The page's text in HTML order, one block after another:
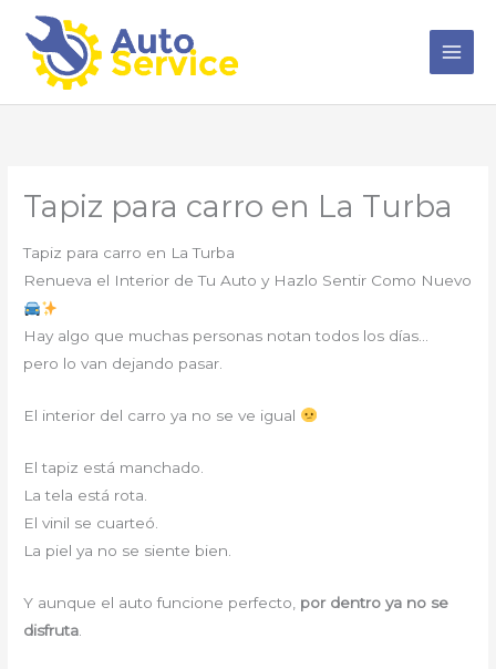
contenido
Tapiz para carro en La Turba
Tapiz para carro en La Turba
Renueva el Interior de Tu Auto y Hazlo Sentir Como Nuevo
Hay algo que muchas personas notan todos los días…
pero lo van dejando pasar.
El interior del carro ya no se ve igual
El tapiz está manchado.
La tela está rota.
El vinil se cuarteó.
La piel ya no se siente bien.
Y aunque el auto funcione perfecto, por dentro ya no se
disfruta